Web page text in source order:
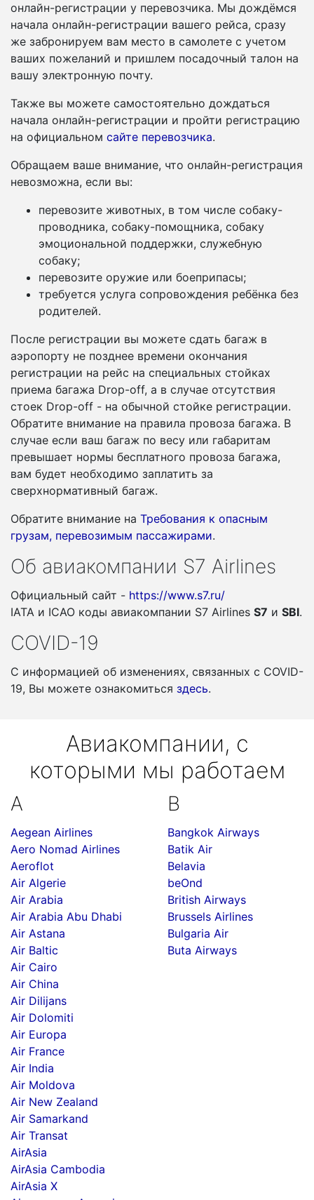
онлайн-регистрации у перевозчика. Мы дождёмся
начала онлайн-регистрации вашего рейса, сразу
же забронируем вам место в самолете с учетом
ваших пожеланий и пришлем посадочный талон на
вашу электронную почту.
Также вы можете самостоятельно дождаться
начала онлайн-регистрации и пройти регистрацию
на официальном сайте перевозчика.
Обращаем ваше внимание, что онлайн-регистрация
невозможна, если вы:
перевозите животных, в том числе собаку-
проводника, собаку-помощника, собаку
эмоциональной поддержки, служебную
собаку;
перевозите оружие или боеприпасы;
требуется услуга сопровождения ребёнка без
родителей.
После регистрации вы можете сдать багаж в
аэропорту не позднее времени окончания
регистрации на рейс на специальных стойках
приема багажа Drop-off, а в случае отсутствия
стоек Drop-off - на обычной стойке регистрации.
Обратите внимание на правила провоза багажа. В
случае если ваш багаж по весу или габаритам
превышает нормы бесплатного провоза багажа,
вам будет необходимо заплатить за
сверхнормативный багаж.
Обратите внимание на Требования к опасным
грузам, перевозимым пассажирами.
Об авиакомпании S7 Airlines
Официальный сайт - https://www.s7.ru/
IATA и ICAO коды авиакомпании S7 Airlines S7 и SBI.
COVID-19
С информацией об изменениях, связанных c COVID-
19, Вы можете ознакомиться здесь.
Авиакомпании, с
которыми мы работаем
A
Aegean Airlines
Aero Nomad Airlines
Aeroflot
Air Algerie
Air Arabia
Air Arabia Abu Dhabi
Air Astana
Air Baltic
Air Cairo
Air China
Air Dilijans
Air Dolomiti
Air Europa
Air France
Air India
Air Moldova
Air New Zealand
Air Samarkand
Air Transat
AirAsia
AirAsia Cambodia
AirAsia X
B
Bangkok Airways
Batik Air
Belavia
beOnd
British Airways
Brussels Airlines
Bulgaria Air
Buta Airways